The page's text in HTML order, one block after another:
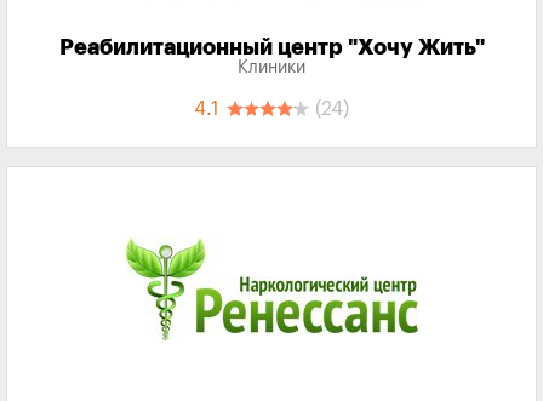
Реабилитационный центр "Хочу Жить"
Клиники
4.1 (24)